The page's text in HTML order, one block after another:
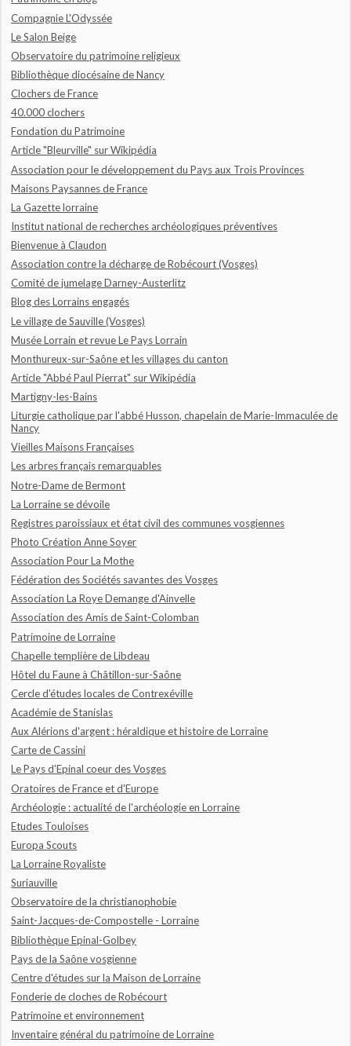
Compagnie L'Odyssée
Le Salon Beige
Observatoire du patrimoine religieux
Bibliothèque diocésaine de Nancy
Clochers de France
40.000 clochers
Fondation du Patrimoine
Article "Bleurville" sur Wikipédia
Association pour le développement du Pays aux Trois Provinces
Maisons Paysannes de France
La Gazette lorraine
Institut national de recherches archéologiques préventives
Bienvenue à Claudon
Association contre la décharge de Robécourt (Vosges)
Comité de jumelage Darney-Austerlitz
Blog des Lorrains engagés
Le village de Sauville (Vosges)
Musée Lorrain et revue Le Pays Lorrain
Monthureux-sur-Saône et les villages du canton
Article "Abbé Paul Pierrat" sur Wikipédia
Martigny-les-Bains
Liturgie catholique par l'abbé Husson, chapelain de Marie-Immaculée de
Nancy
Vieilles Maisons Françaises
Les arbres français remarquables
Notre-Dame de Bermont
La Lorraine se dévoile
Registres paroissiaux et état civil des communes vosgiennes
Photo Création Anne Soyer
Association Pour La Mothe
Fédération des Sociétés savantes des Vosges
Association La Roye Demange d'Ainvelle
Association des Amis de Saint-Colomban
Patrimoine de Lorraine
Chapelle templière de Libdeau
Hôtel du Faune à Châtillon-sur-Saône
Cercle d'études locales de Contrexéville
Académie de Stanislas
Aux Alérions d'argent : héraldique et histoire de Lorraine
Carte de Cassini
Le Pays d'Epinal coeur des Vosges
Oratoires de France et d'Europe
Archéologie : actualité de l'archéologie en Lorraine
Etudes Touloises
Europa Scouts
La Lorraine Royaliste
Suriauville
Observatoire de la christianophobie
Saint-Jacques-de-Compostelle - Lorraine
Bibliothèque Epinal-Golbey
Pays de la Saône vosgienne
Centre d'études sur la Maison de Lorraine
Fonderie de cloches de Robécourt
Patrimoine et environnement
Inventaire général du patrimoine de Lorraine